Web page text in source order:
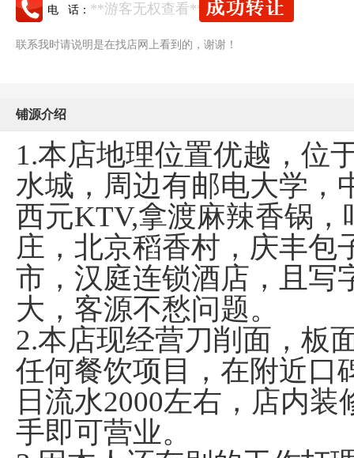
电 话： **游客无权查看**
联系我时请说明是在找店网上看到的，谢谢！
铺源介绍
1.本店地理位置优越，位
水城，周边有邮电大学，
西元KTV,拿渡麻辣香锅
庄，北京稻香村，庆丰包
市，汉庭连锁酒店，且写
大，客源不愁问题。
2.本店现经营刀削面，板
任何餐饮项目，在附近口
日流水2000左右，店内
手即可营业。